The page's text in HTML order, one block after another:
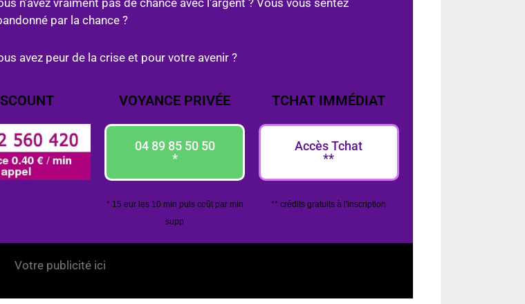
par la chance ?
avez peur de la crise et pour votre avenir ?
VOYANCE PRIVÉE
04 89 85 50 50
*
* 15 eur les 10 min puis coût par min
supp
TCHAT IMMÉDIAT
Accès Tchat
**
** crédits gratuits à l'inscription
Votre publicité ici